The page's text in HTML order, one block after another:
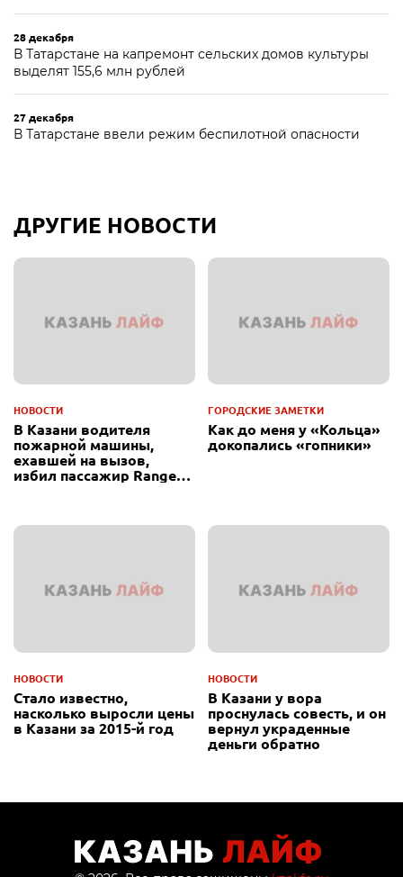
28 декабря
В Татарстане на капремонт сельских домов культуры
выделят 155,6 млн рублей
27 декабря
В Татарстане ввели режим беспилотной опасности
ДРУГИЕ НОВОСТИ
НОВОСТИ
В Казани водителя
пожарной машины,
ехавшей на вызов,
избил пассажир Range
ГОРОДСКИЕ ЗАМЕТКИ
Как до меня у «Кольца»
докопались «гопники»
НОВОСТИ
Стало известно,
насколько выросли цены
в Казани за 2015-й год
НОВОСТИ
В Казани у вора
проснулась совесть, и он
вернул украденные
деньги обратно